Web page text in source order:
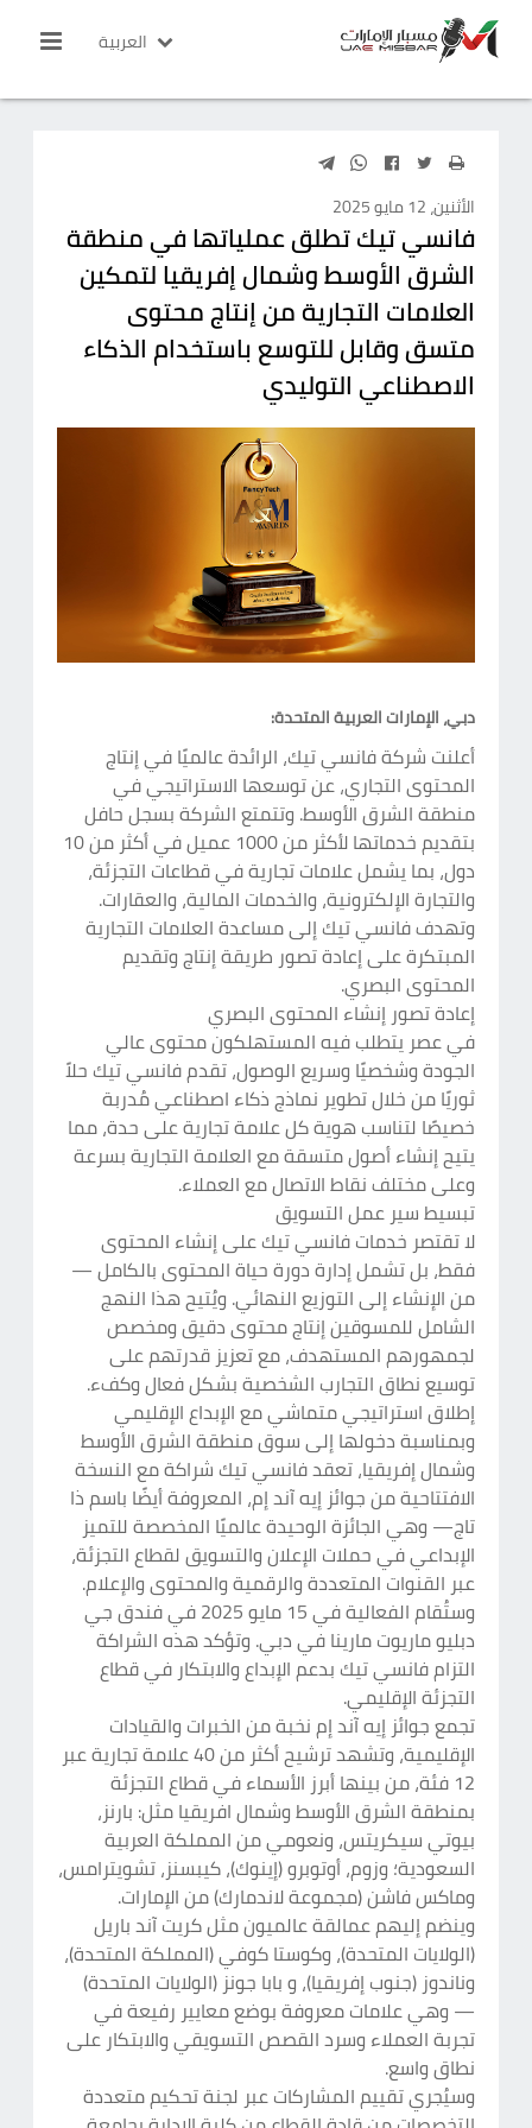
العربية
الأثنين، 12 مايو 2025
فانسي تيك تطلق عملياتها في منطقة
الشرق الأوسط وشمال إفريقيا لتمكين
العلامات التجارية من إنتاج محتوى
متسق وقابل للتوسع باستخدام الذكاء
الاصطناعي التوليدي
دبي، الإمارات العربية المتحدة:
أعلنت شركة فانسي تيك، الرائدة عالميًا في إنتاج
المحتوى التجاري، عن توسعها الاستراتيجي في
منطقة الشرق الأوسط. وتتمتع الشركة بسجل حافل
بتقديم خدماتها لأكثر من 1000 عميل في أكثر من 10
دول، بما يشمل علامات تجارية في قطاعات التجزئة،
والتجارة الإلكترونية، والخدمات المالية، والعقارات.
وتهدف فانسي تيك إلى مساعدة العلامات التجارية
المبتكرة على إعادة تصور طريقة إنتاج وتقديم
المحتوى البصري.
إعادة تصور إنشاء المحتوى البصري
في عصر يتطلب فيه المستهلكون محتوى عالي
الجودة وشخصيًا وسريع الوصول، تقدم فانسي تيك حلاً
ثوريًا من خلال تطوير نماذج ذكاء اصطناعي مُدربة
خصيصًا لتناسب هوية كل علامة تجارية على حدة، مما
يتيح إنشاء أصول متسقة مع العلامة التجارية بسرعة
وعلى مختلف نقاط الاتصال مع العملاء.
تبسيط سير عمل التسويق
لا تقتصر خدمات فانسي تيك على إنشاء المحتوى
فقط، بل تشمل إدارة دورة حياة المحتوى بالكامل —
من الإنشاء إلى التوزيع النهائي. ويُتيح هذا النهج
الشامل للمسوقين إنتاج محتوى دقيق ومخصص
لجمهورهم المستهدف، مع تعزيز قدرتهم على
توسيع نطاق التجارب الشخصية بشكل فعال وكفء.
إطلاق استراتيجي متماشي مع الإبداع الإقليمي
وبمناسبة دخولها إلى سوق منطقة الشرق الأوسط
وشمال إفريقيا، تعقد فانسي تيك شراكة مع النسخة
الافتتاحية من جوائز إيه آند إم، المعروفة أيضًا باسم ذا
تاج— وهي الجائزة الوحيدة عالميًا المخصصة للتميز
الإبداعي في حملات الإعلان والتسويق لقطاع التجزئة،
عبر القنوات المتعددة والرقمية والمحتوى والإعلام.
وستُقام الفعالية في 15 مايو 2025 في فندق جي
دبليو ماريوت مارينا في دبي. وتؤكد هذه الشراكة
التزام فانسي تيك بدعم الإبداع والابتكار في قطاع
التجزئة الإقليمي.
تجمع جوائز إيه آند إم نخبة من الخبرات والقيادات
الإقليمية، وتشهد ترشيح أكثر من 40 علامة تجارية عبر
12 فئة، من بينها أبرز الأسماء في قطاع التجزئة
بمنطقة الشرق الأوسط وشمال افريقيا مثل: بارنز،
بيوتي سيكريتس، ونعومي من المملكة العربية
السعودية؛ وزوم، أوتوبرو (إينوك)، كيبسنز، تشويترامس،
وماكس فاشن (مجموعة لاندمارك) من الإمارات.
وينضم إليهم عمالقة عالميون مثل كريت آند باريل
(الولايات المتحدة)، وكوستا كوفي (المملكة المتحدة)،
وناندوز (جنوب إفريقيا)، و بابا جونز (الولايات المتحدة)
— وهي علامات معروفة بوضع معايير رفيعة في
تجربة العملاء وسرد القصص التسويقي والابتكار على
نطاق واسع.
وسيُجري تقييم المشاركات عبر لجنة تحكيم متعددة